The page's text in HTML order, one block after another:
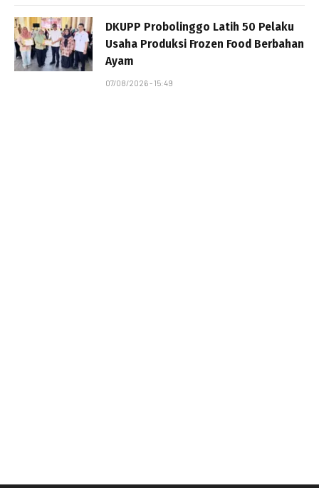
DKUPP Probolinggo Latih 50 Pelaku
Usaha Produksi Frozen Food Berbahan
Ayam
07/08/2026 - 15:49